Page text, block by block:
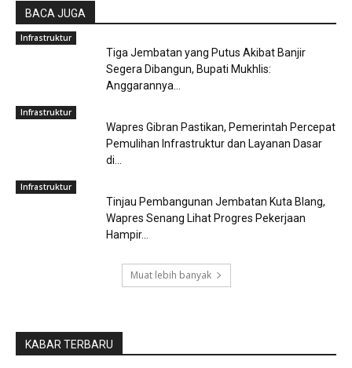
BACA JUGA
Infrastruktur
Tiga Jembatan yang Putus Akibat Banjir
Segera Dibangun, Bupati Mukhlis:
Anggarannya...
Infrastruktur
Wapres Gibran Pastikan, Pemerintah Percepat
Pemulihan Infrastruktur dan Layanan Dasar
di...
Infrastruktur
Tinjau Pembangunan Jembatan Kuta Blang,
Wapres Senang Lihat Progres Pekerjaan
Hampir...
Muat lebih banyak
KABAR TERBARU